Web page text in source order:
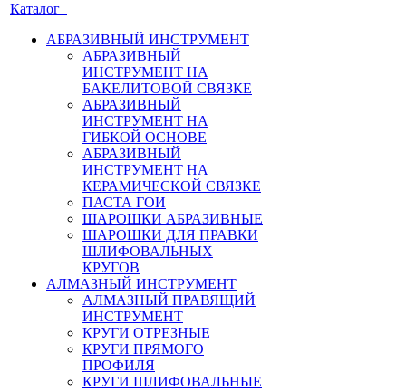
Каталог
АБРАЗИВНЫЙ ИНСТРУМЕНТ
АБРАЗИВНЫЙ
ИНСТРУМЕНТ НА
БАКЕЛИТОВОЙ СВЯЗКЕ
АБРАЗИВНЫЙ
ИНСТРУМЕНТ НА
ГИБКОЙ ОСНОВЕ
АБРАЗИВНЫЙ
ИНСТРУМЕНТ НА
КЕРАМИЧЕСКОЙ СВЯЗКЕ
ПАСТА ГОИ
ШАРОШКИ АБРАЗИВНЫЕ
ШАРОШКИ ДЛЯ ПРАВКИ
ШЛИФОВАЛЬНЫХ
КРУГОВ
АЛМАЗНЫЙ ИНСТРУМЕНТ
АЛМАЗНЫЙ ПРАВЯЩИЙ
ИНСТРУМЕНТ
КРУГИ ОТРЕЗНЫЕ
КРУГИ ПРЯМОГО
ПРОФИЛЯ
КРУГИ ШЛИФОВАЛЬНЫЕ